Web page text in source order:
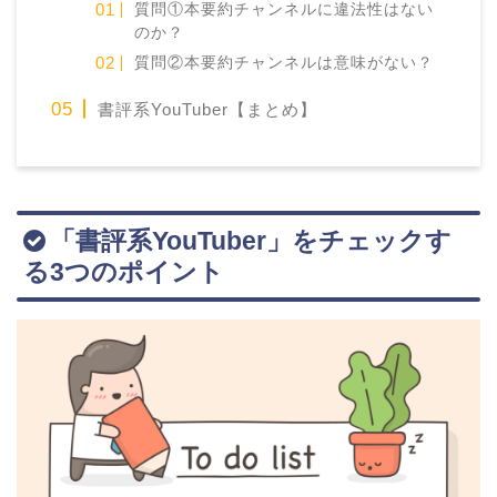
質問①本要約チャンネルに違法性はない
のか？
質問②本要約チャンネルは意味がない？
書評系YouTuber【まとめ】
「書評系YouTuber」をチェックす
る3つのポイント